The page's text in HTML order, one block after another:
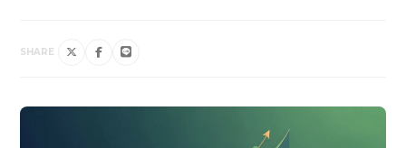
SHARE